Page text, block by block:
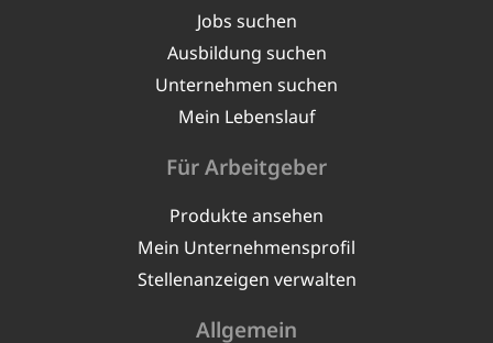
Jobs suchen
Ausbildung suchen
Unternehmen suchen
Mein Lebenslauf
Für Arbeitgeber
Produkte ansehen
Mein Unternehmensprofil
Stellenanzeigen verwalten
Allgemein